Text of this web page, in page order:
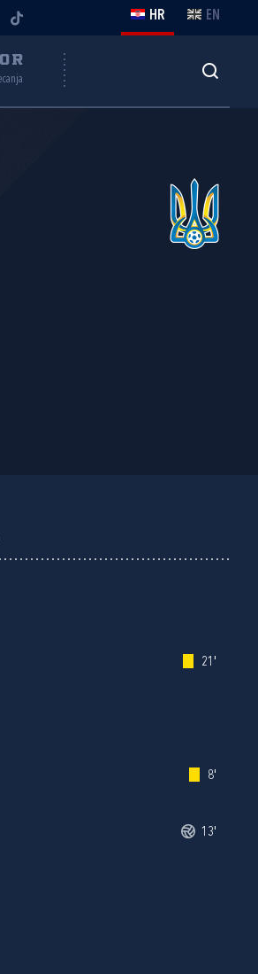
HR EN
21'
8'
13'